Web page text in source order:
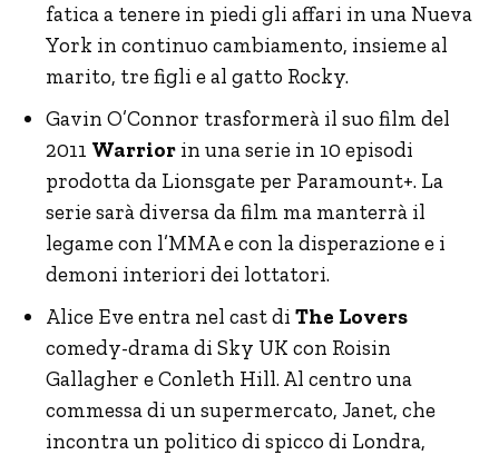
fatica a tenere in piedi gli affari in una Nueva
York in continuo cambiamento, insieme al
marito, tre figli e al gatto Rocky.
Gavin O’Connor trasformerà il suo film del
2011 Warrior in una serie in 10 episodi
prodotta da Lionsgate per Paramount+. La
serie sarà diversa da film ma manterrà il
legame con l’MMA e con la disperazione e i
demoni interiori dei lottatori.
Alice Eve entra nel cast di The Lovers
comedy-drama di Sky UK con Roisin
Gallagher e Conleth Hill. Al centro una
commessa di un supermercato, Janet, che
incontra un politico di spicco di Londra,